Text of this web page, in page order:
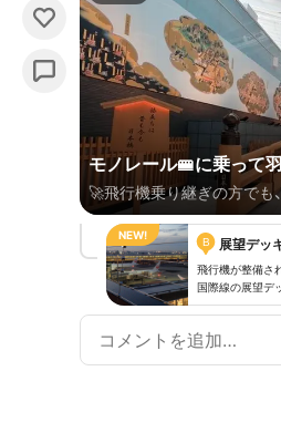
モノレール🚝に乗って
⭐️展望台・プラネタリ
🚀飛行機乗り継ぎの方でも
になのか、 日本のいいと
🎏 味も見た目も一流な和食定食や、プレミアムなキャ
ラクターショップの数々。
タワーももちろん見れる展
B 展望デッ
飛行機が整備さ
国際線の展望デ
です。時間帯に